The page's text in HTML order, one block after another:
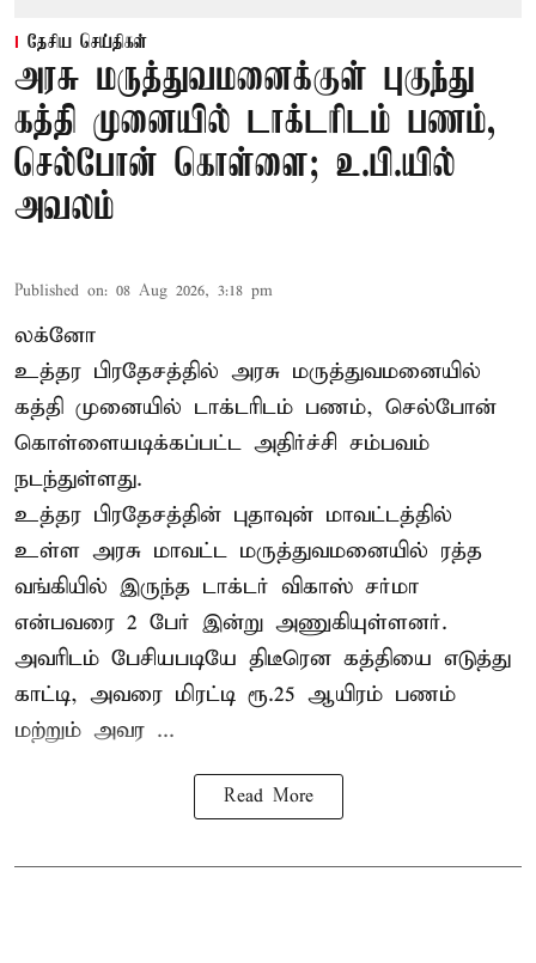
தேசிய செய்திகள்
அரசு மருத்துவமனைக்குள் புகுந்து
கத்தி முனையில் டாக்டரிடம் பணம்,
செல்போன் கொள்ளை; உ.பி.யில்
அவலம்
Published on: 08 Aug 2026, 3:18 pm
லக்னோ
உத்தர பிரதேசத்தில் அரசு மருத்துவமனையில்
கத்தி முனையில் டாக்டரிடம் பணம், செல்போன்
கொள்ளையடிக்கப்பட்ட அதிர்ச்சி சம்பவம்
நடந்துள்ளது.
உத்தர பிரதேசத்தின் புதாவுன் மாவட்டத்தில்
உள்ள அரசு மாவட்ட மருத்துவமனையில் ரத்த
வங்கியில் இருந்த டாக்டர் விகாஸ் சர்மா
என்பவரை 2 பேர் இன்று அணுகியுள்ளனர்.
அவரிடம் பேசியபடியே திடீரென கத்தியை எடுத்து
காட்டி, அவரை மிரட்டி ரூ.25 ஆயிரம் பணம்
மற்றும் அவர ...
Read More